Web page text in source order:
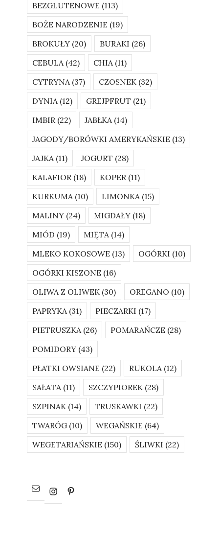
BEZGLUTENOWE (113)
BOŻE NARODZENIE (19)
BROKUŁY (20) BURAKI (26)
CEBULA(42) CHIA(11)
CYTRYNA(37) CZOSNEK (32)
DYNIA(12) GREJPFRUT (21)
IMBIR (22) JABŁKA(14)
JAGODY/BORÓWKI AMERYKAŃSKIE (13)
JAJKA(11) JOGURT (28)
KALAFIOR (18) KOPER (11)
KURKUMA(10) LIMONKA(15)
MALINY (24) MIGDAŁY (18)
MIÓD (19) MIĘTA(14)
MLEKO KOKOSOWE (13) OGÓRKI (10)
OGÓRKI KISZONE (16)
OLIWA Z OLIWEK (30) OREGANO (10)
PAPRYKA(31) PIECZARKI (17)
PIETRUSZKA(26) POMARAŃCZE (28)
POMIDORY (43)
PŁATKI OWSIANE (22) RUKOLA(12)
SAŁATA(11) SZCZYPIOREK (28)
SZPINAK (14) TRUSKAWKI (22)
TWARÓG (10) WEGAŃSKIE (64)
WEGETARIAŃSKIE (150) ŚLIWKI (22)